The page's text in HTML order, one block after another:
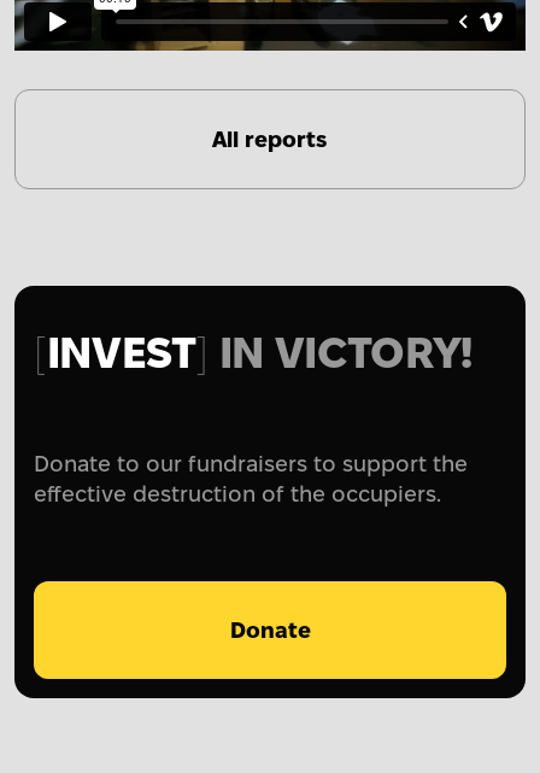
All reports
INVEST IN VICTORY!
Donate to our fundraisers to support the
effective destruction of the occupiers.
Donate